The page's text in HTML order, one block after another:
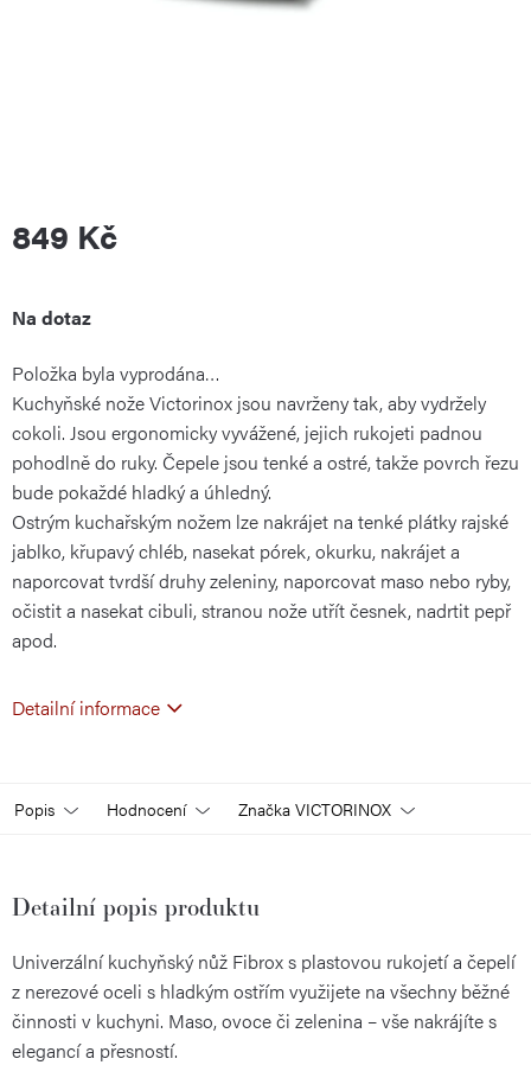
849 Kč
Měrná
cena:
Na dotaz
Položka byla vyprodána…
Kuchyňské nože Victorinox jsou navrženy tak, aby vydržely
cokoli. Jsou ergonomicky vyvážené, jejich rukojeti padnou
pohodlně do ruky. Čepele jsou tenké a ostré, takže povrch řezu
bude pokaždé hladký a úhledný.
Ostrým kuchařským nožem lze nakrájet na tenké plátky rajské
jablko, křupavý chléb, nasekat pórek, okurku, nakrájet a
naporcovat tvrdší druhy zeleniny, naporcovat maso nebo ryby,
očistit a nasekat cibuli, stranou nože utřít česnek, nadrtit pepř
apod.
Detailní informace
Popis Hodnocení Značka VICTORINOX
Detailní popis produktu
Univerzální kuchyňský nůž Fibrox s plastovou rukojetí a čepelí
z nerezové oceli s hladkým ostřím využijete na všechny běžné
činnosti v kuchyni. Maso, ovoce či zelenina – vše nakrájíte s
elegancí a přesností.